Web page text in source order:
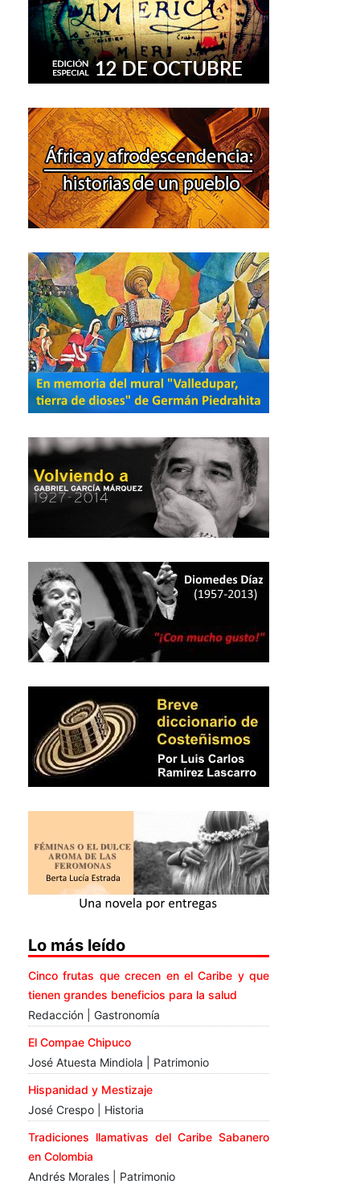
Lo más leído
Cinco frutas que crecen en el Caribe y que
tienen grandes beneficios para la salud
Redacción | Gastronomía
El Compae Chipuco
José Atuesta Mindiola | Patrimonio
Hispanidad y Mestizaje
José Crespo | Historia
Tradiciones llamativas del Caribe Sabanero
en Colombia
Andrés Morales | Patrimonio